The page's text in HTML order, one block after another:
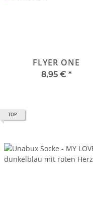
FLYER ONE
8,95 € *
TOP